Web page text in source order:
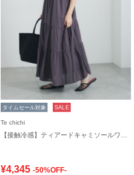
タイムセール対象 SALE
Te chichi
¥4,345 -50%OFF-